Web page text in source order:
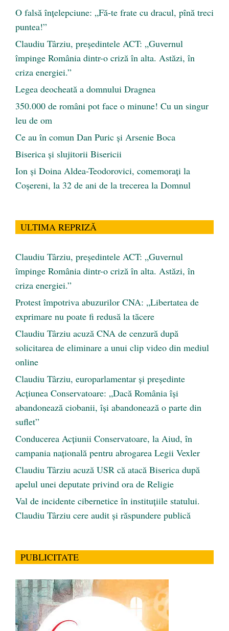
O falsă înțelepciune: „Fă-te frate cu dracul, pînă treci
puntea!”
Claudiu Târziu, președintele ACT: „Guvernul
împinge România dintr-o criză în alta. Astăzi, în
criza energiei.”
Legea deocheată a domnului Dragnea
350.000 de români pot face o minune! Cu un singur
leu de om
Ce au în comun Dan Puric şi Arsenie Boca
Biserica și slujitorii Bisericii
Ion și Doina Aldea-Teodorovici, comemorați la
Coșereni, la 32 de ani de la trecerea la Domnul
ULTIMA REPRIZĂ
Claudiu Târziu, președintele ACT: „Guvernul
împinge România dintr-o criză în alta. Astăzi, în
criza energiei.”
Protest împotriva abuzurilor CNA: „Libertatea de
exprimare nu poate fi redusă la tăcere
Claudiu Târziu acuză CNA de cenzură după
solicitarea de eliminare a unui clip video din mediul
online
Claudiu Târziu, europarlamentar și președinte
Acțiunea Conservatoare: „Dacă România își
abandonează ciobanii, își abandonează o parte din
suflet”
Conducerea Acțiunii Conservatoare, la Aiud, în
campania națională pentru abrogarea Legii Vexler
Claudiu Târziu acuză USR că atacă Biserica după
apelul unei deputate privind ora de Religie
Val de incidente cibernetice în instituțiile statului.
Claudiu Târziu cere audit și răspundere publică
PUBLICITATE